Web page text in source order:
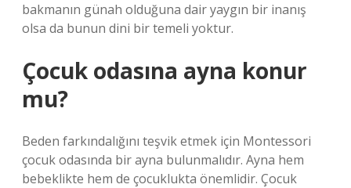
bakmanın günah olduğuna dair yaygın bir inanış
olsa da bunun dini bir temeli yoktur.
Çocuk odasına ayna konur
mu?
Beden farkındalığını teşvik etmek için Montessori
çocuk odasında bir ayna bulunmalıdır. Ayna hem
bebeklikte hem de çocuklukta önemlidir. Çocuk